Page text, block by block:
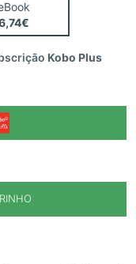
Kobo Plus